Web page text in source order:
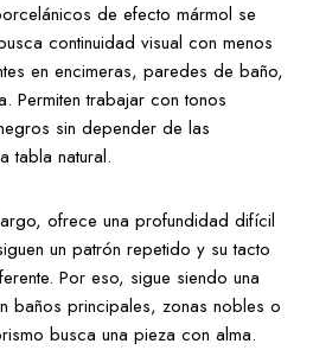
de efecto mármol se
continuidad visual con menos
en encimeras, paredes de baño,
Permiten trabajar con tonos
sin depender de las
tabla natural.
ofrece una profundidad difícil
un patrón repetido y su tacto
Por eso, sigue siendo una
baños principales, zonas nobles o
busca una pieza con alma.